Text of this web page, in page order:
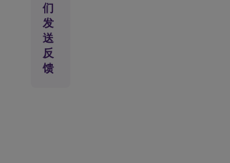
HDX
流量
注意
事项
们
发
送
反
馈